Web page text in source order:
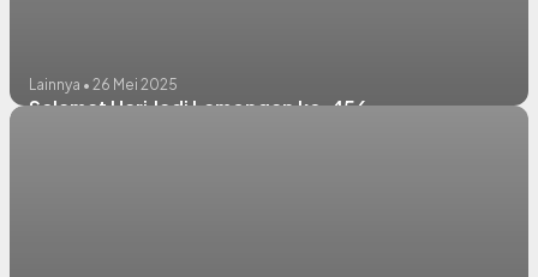
Lainnya • 26 Mei 2025
Selamat Hari Jadi Lamongan ke-456